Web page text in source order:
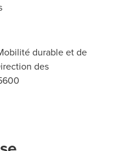
durable et de
des